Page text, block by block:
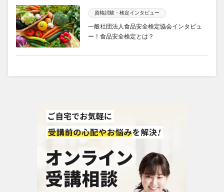
資格試験・検定インタビュー
一般社団法人食品安全検定協会インタビュ
ー！食品安全検定とは？